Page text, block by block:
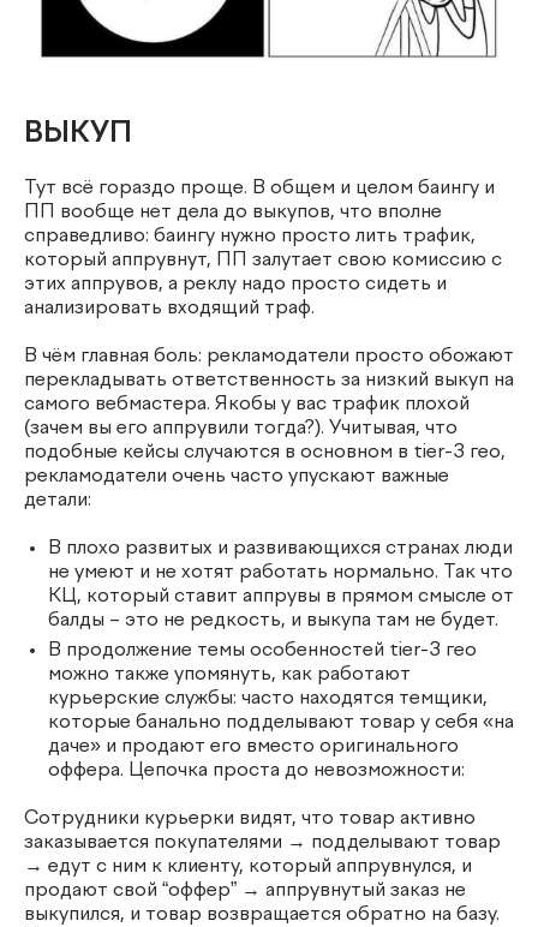
ВЫКУП
Тут всё гораздо проще. В общем и целом баингу и
ПП вообще нет дела до выкупов, что вполне
справедливо: баингу нужно просто лить трафик,
который аппрувнут, ПП залутает свою комиссию с
этих аппрувов, а реклу надо просто сидеть и
анализировать входящий траф.
В чём главная боль: рекламодатели просто обожают
перекладывать ответственность за низкий выкуп на
самого вебмастера. Якобы у вас трафик плохой
(зачем вы его аппрувили тогда?). Учитывая, что
подобные кейсы случаются в основном в tier-3 гео,
рекламодатели очень часто упускают важные
детали:
В плохо развитых и развивающихся странах люди
не умеют и не хотят работать нормально. Так что
КЦ, который ставит аппрувы в прямом смысле от
балды – это не редкость, и выкупа там не будет.
В продолжение темы особенностей tier-3 гео
можно также упомянуть, как работают
курьерские службы: часто находятся темщики,
которые банально подделывают товар у себя «на
даче» и продают его вместо оригинального
оффера. Цепочка проста до невозможности:
Сотрудники курьерки видят, что товар активно
заказывается покупателями → подделывают товар
→ едут с ним к клиенту, который аппрувнулся, и
продают свой “оффер” → аппрувнутый заказ не
выкупился, и товар возвращается обратно на базу.